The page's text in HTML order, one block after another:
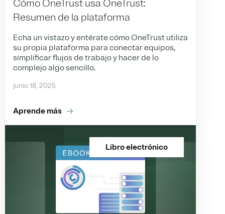
Cómo OneTrust usa OneTrust:
Resumen de la plataforma
Echa un vistazo y entérate cómo OneTrust utiliza
su propia plataforma para conectar equipos,
simplificar flujos de trabajo y hacer de lo
complejo algo sencillo.
junio 18, 2025
Aprende más
Libro electrónico